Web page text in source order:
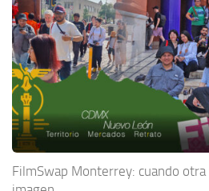
FilmSwap Monterrey: cuando